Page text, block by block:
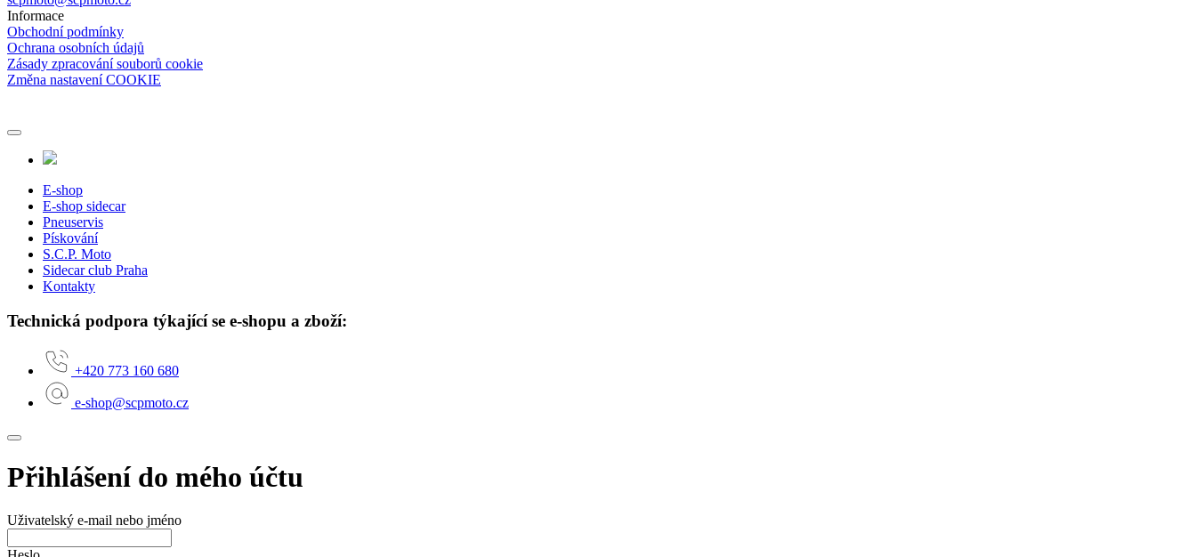
Informace
Obchodní podmínky
Ochrana osobních údajů
Zásady zpracování souborů cookie
Změna nastavení COOKIE
E-shop
E-shop sidecar
Pneuservis
Pískování
S.C.P. Moto
Sidecar club Praha
Kontakty
Technická podpora týkající se e-shopu a zboží:
+420 773 160 680
e-shop@scpmoto.cz
Přihlášení do mého účtu
Uživatelský e-mail nebo jméno